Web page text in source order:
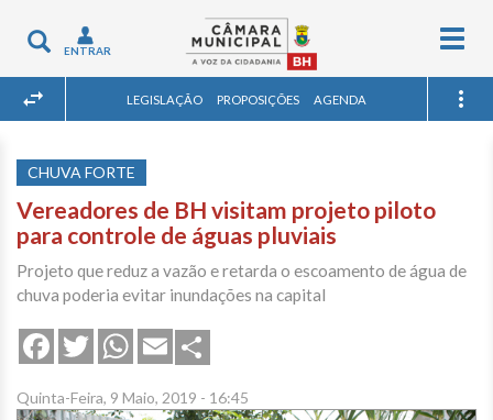
Toggle
navigation
ENTRAR
LEGISLAÇÃO PROPOSIÇÕES AGENDA
CHUVA FORTE
Vereadores de BH visitam projeto piloto
para controle de águas pluviais
Projeto que reduz a vazão e retarda o escoamento de água de
chuva poderia evitar inundações na capital
FacebookTwitterWhatsApp
Email
Quinta-Feira, 9 Maio, 2019 - 16:45